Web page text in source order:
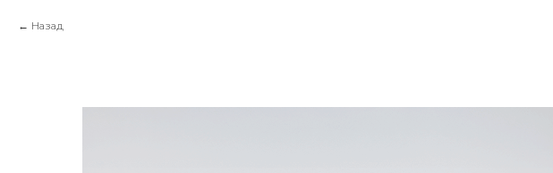
Назад